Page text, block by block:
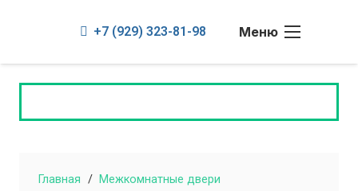
+7 (929) 323-81-98 Меню
Главная / Межкомнатные двери